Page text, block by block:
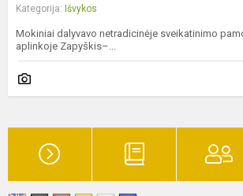
Kategorija: Išvykos
Mokiniai dalyvavo netradicinėje sveikatinimo
aplinkoje Zapyškis–...